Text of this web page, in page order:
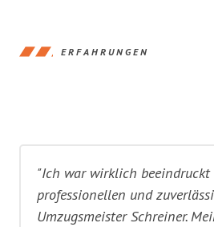
ERFAHRUNGEN
"Ich war wirklich beeindruckt
professionellen und
Umzugsmeister Schreiner.